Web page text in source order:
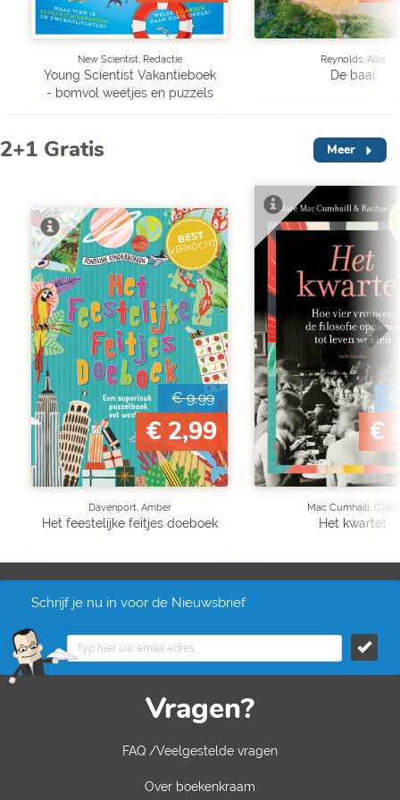
New Scientist, Redactie
Young Scientist Vakantieboek
- bomvol weetjes en puzzels
Reynolds, Allie
De baai
2+1 Gratis Meer
BEST
VERKOCHT
€ 9,99
€ 2,99
Davenport, Amber
Het feestelijke feitjes doeboek
€
€
Mac Cumhaill, Clare
Het kwartet
Schrijf je nu in voor de Nieuwsbrief
Vragen?
FAQ /Veelgestelde vragen
Over boekenkraam